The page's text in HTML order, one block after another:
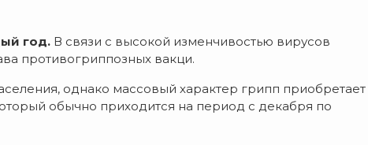
год. В связи с высокой изменчивостью вирусов
противогриппозных вакци.
однако массовый характер грипп приобретает
обычно приходится на период с декабря по